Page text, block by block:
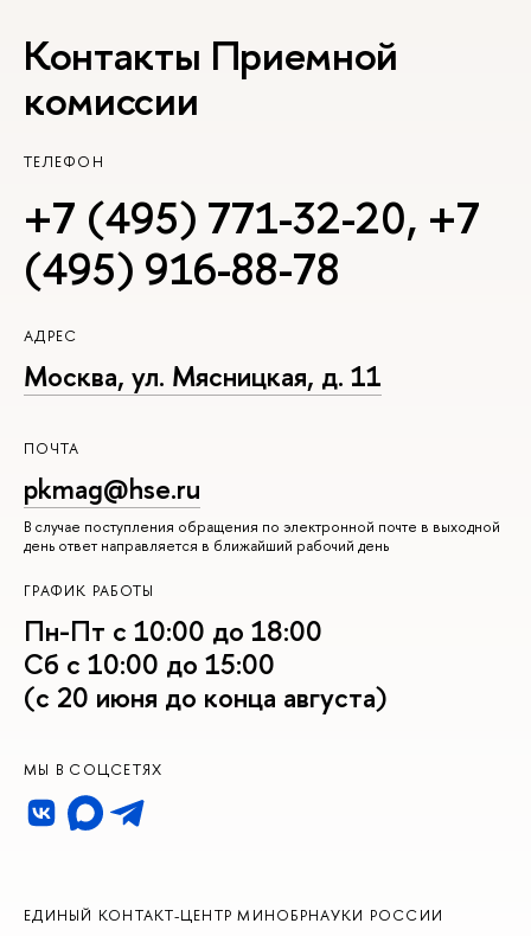
Контакты Приемной
комиссии
ТЕЛЕФОН
+7 (495) 771-32-20, +7
(495) 916-88-78
АДРЕС
Москва, ул. Мясницкая, д. 11
ПОЧТА
pkmag@hse.ru
В случае поступления обращения по электронной почте в выходной
день ответ направляется в ближайший рабочий день
ГРАФИК РАБОТЫ
Пн-Пт с 10:00 до 18:00
Сб с 10:00 до 15:00
(с 20 июня до конца августа)
МЫ В СОЦСЕТЯХ
ЕДИНЫЙ КОНТАКТ-ЦЕНТР МИНОБРНАУКИ РОССИИ